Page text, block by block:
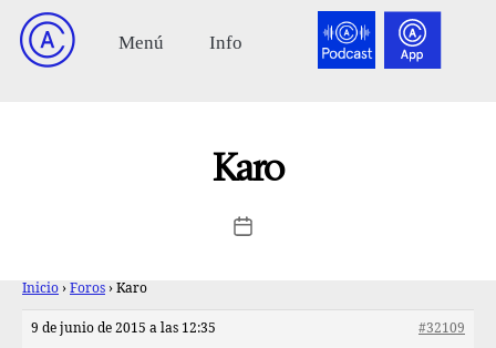
Karo
Inicio › Foros › Karo
9 de junio de 2015 a las 12:35
#32109